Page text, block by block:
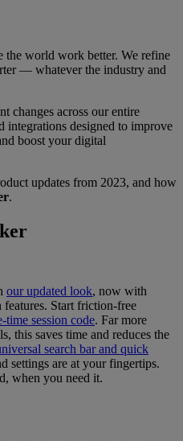
the world work better. We refine
— whatever the industry and
changes across our entire
designed to improve
boost your digital
updates from 2023, and how
.
our updated look, now with
Start friction-free
time session code. Far more
this saves time and reduces the
search bar and quick
settings are at your fingertips.
when you need it.